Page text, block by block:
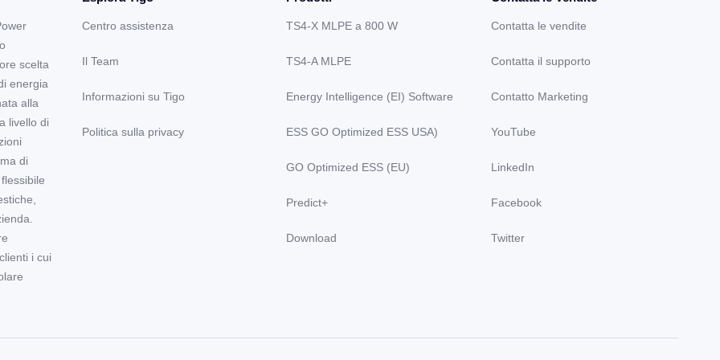
scelta
energia
alla
livello di
di
i cui
Centro assistenza
Il Team
Informazioni su Tigo
Politica sulla privacy
TS4-X MLPE a 800 W
TS4-A MLPE
Energy Intelligence (EI) Software
ESS GO Optimized ESS USA)
GO Optimized ESS (EU)
Predict+
Download
Contatta le vendite
Contatta il supporto
Contatto Marketing
YouTube
LinkedIn
Facebook
Twitter